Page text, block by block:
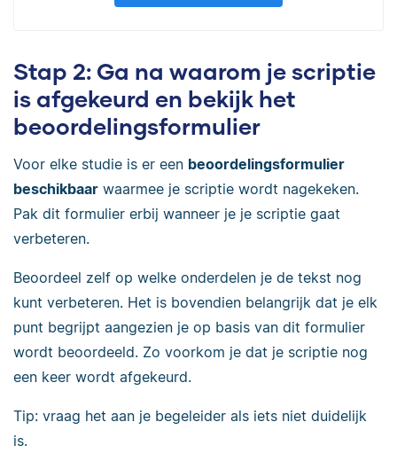
Stap 2: Ga na waarom je scriptie
is afgekeurd en bekijk het
beoordelingsformulier
Voor elke studie is er een beoordelingsformulier
beschikbaar waarmee je scriptie wordt nagekeken.
Pak dit formulier erbij wanneer je je scriptie gaat
verbeteren.
Beoordeel zelf op welke onderdelen je de tekst nog
kunt verbeteren. Het is bovendien belangrijk dat je elk
punt begrijpt aangezien je op basis van dit formulier
wordt beoordeeld. Zo voorkom je dat je scriptie nog
een keer wordt afgekeurd.
Tip: vraag het aan je begeleider als iets niet duidelijk
is.